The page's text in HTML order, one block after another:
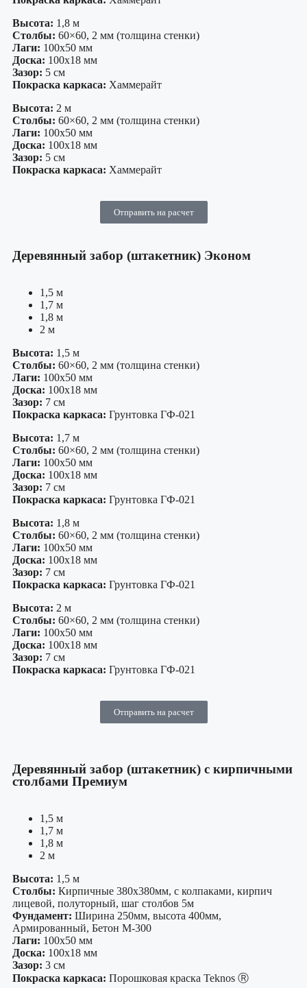
Высота: 1,8 м
Столбы: 60×60, 2 мм (толщина стенки)
Лаги: 100х50 мм
Доска: 100х18 мм
Зазор: 5 см
Покраска каркаса: Хаммерайт
Высота: 2 м
Столбы: 60×60, 2 мм (толщина стенки)
Лаги: 100х50 мм
Доска: 100х18 мм
Зазор: 5 см
Покраска каркаса: Хаммерайт
Отправить на расчет
Деревянный забор (штакетник) Эконом
1,5 м
1,7 м
1,8 м
2 м
Высота: 1,5 м
Столбы: 60×60, 2 мм (толщина стенки)
Лаги: 100х50 мм
Доска: 100х18 мм
Зазор: 7 см
Покраска каркаса: Грунтовка ГФ-021
Высота: 1,7 м
Столбы: 60×60, 2 мм (толщина стенки)
Лаги: 100х50 мм
Доска: 100х18 мм
Зазор: 7 см
Покраска каркаса: Грунтовка ГФ-021
Высота: 1,8 м
Столбы: 60×60, 2 мм (толщина стенки)
Лаги: 100х50 мм
Доска: 100х18 мм
Зазор: 7 см
Покраска каркаса: Грунтовка ГФ-021
Высота: 2 м
Столбы: 60×60, 2 мм (толщина стенки)
Лаги: 100х50 мм
Доска: 100х18 мм
Зазор: 7 см
Покраска каркаса: Грунтовка ГФ-021
Отправить на расчет
Деревянный забор (штакетник) с кирпичными
столбами Премиум
1,5 м
1,7 м
1,8 м
2 м
Высота: 1,5 м
Столбы: Кирпичные 380х380мм, с колпаками, кирпич
лицевой, полуторный, шаг столбов 5м
Фундамент: Ширина 250мм, высота 400мм,
Армированный, Бетон М-300
Лаги: 100х50 мм
Доска: 100х18 мм
Зазор: 3 см
Покраска каркаса: Порошковая краска Teknos Ⓡ